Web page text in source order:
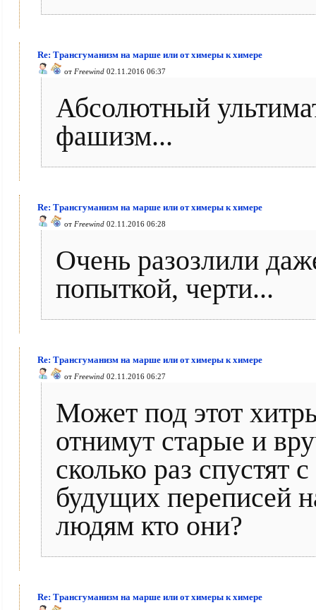
Re: Трансгуманизм на марше или от химеры к химере
от Freewind 02.11.2016 06:37
Абсолютный
фашизм...
Re: Трансгуманизм на марше или от химеры к химере
от Freewind 02.11.2016 06:28
Очень разозлили
попыткой, черти...
Re: Трансгуманизм на марше или от химеры к химере
от Freewind 02.11.2016 06:27
Может под этот
отнимут старые и
сколько раз спустят
будущих переписей
людям кто они?
Re: Трансгуманизм на марше или от химеры к химере